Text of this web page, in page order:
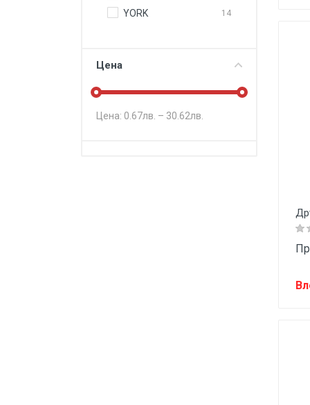
YORK 14
Цена
Цена: 0.67лв. – 30.62лв.